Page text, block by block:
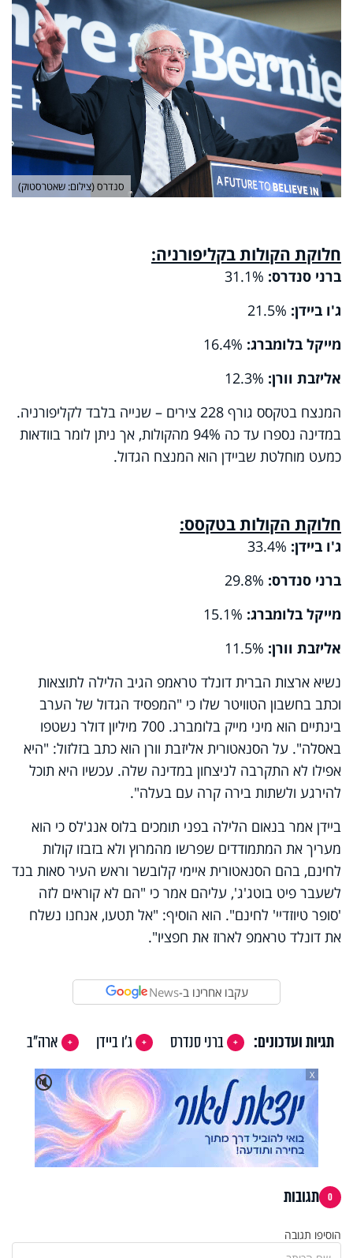
סנדרס (צילום: שאטרסטוק)
חלוקת הקולות בקליפורניה:
ברני סנדרס: 31.1%
ג'ו ביידן: 21.5%
מייקל בלומברג: 16.4%
אליזבת וורן: 12.3%
המנצח בטקסס גורף 228 צירים – שנייה בלבד לקליפורניה.
במדינה נספרו עד כה 94% מהקולות, אך ניתן לומר בוודאות
כמעט מוחלטת שביידן הוא המנצח הגדול.
חלוקת הקולות בטקסס:
ג'ו ביידן: 33.4%
ברני סנדרס: 29.8%
מייקל בלומברג:
אליזבת וורן:
נשיא ארצות הברית דונלד טראמפ הגיב הלילה לתוצאות
וכתב בחשבון הטוויטר שלו כי "המפסיד הגדול של הערב
בינתיים הוא מיני מייק בלומברג. 700 מיליון דולר נשטפו
באסלה". על הסנאטורית אליזבת וורן הוא כתב בזלזול: "היא
אפילו לא התקרבה לניצחון במדינה שלה. עכשיו היא תוכל
להירגע ולשתות בירה קרה עם בעלה".
ביידן אמר בנאום הלילה בפני תומכים בלוס אנג'לס כי הוא
מעריך את המתמודדים שפרשו מהמרוץ ולא בזבזו קולות
לחינם, בהם הסנאטורית איימי קלובשר וראש העיר סאות בנד
לשעבר פיט בוטג'ג', עליהם אמר כי "הם לא קוראים לזה
'סופר טיוזדיי' לחינם". הוא הוסיף: "אל תטעו, אנחנו נשלח
את דונלד טראמפ לארוז את חפציו".
עקבו אחרינו ב-News
תגיות ועדכונים: ברני סנדרס ג'ו ביידן
ארה"ב
🔇
X
0 תגובות
הוסיפו תגובה